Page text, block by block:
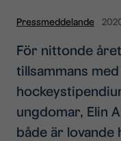
Pressmeddelande
För nittonde
tillsammans
ungdomar, Elin
både är lovande